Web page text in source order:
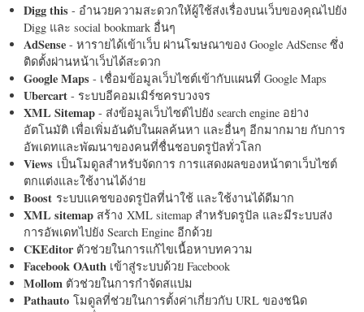
Digg this - อำนวยความสะดวกให้ผู้ใช้ส่งเรื่องบนเว็บของคุณไปยัง
Digg และ social bookmark อื่นๆ
AdSense - หารายได้เข้าเว็บ ผ่านโฆษณาของ Google AdSense ซึ่ง
ติดตั้งผ่านหน้าเว็บได้สะดวก
Google Maps - เชื่อมข้อมูลเว็บไซต์เข้ากับแผนที่ Google Maps
Ubercart - ระบบอีคอมเมิร์ซครบวงจร
XML Sitemap - ส่งข้อมูลเว็บไซต์ไปยัง search engine อย่าง
อัตโนมัติ เพื่อเพิ่มอันดับในผลค้นหา และอื่นๆ อีกมากมาย กับการ
อัพเดทและพัฒนาของคนที่ชื่นชอบดรูปัลทั่วโลก
Views เป็นโมดูลสำหรับจัดการ การแสดงผลของหน้าตาเว็บไซต์
ตกแต่งและใช้งานได้ง่าย
Boost ระบบแคชของดรูปัลที่น่าใช้ และใช้งานได้ดีมาก
XML sitemap สร้าง XML sitemap สำหรับดรูปัล และมีระบบส่ง
การอัพเดทไปยัง Search Engine อีกด้วย
CKEditorตัวช่วยในการแก้ไขเนื้อหาบทความ
Facebook OAuth เข้าสู่ระบบด้วย Facebook
Mollom ตัวช่วยในการกำจัดสแปม
Pathauto โมดูลที่ช่วยในการตั้งค่าเกี่ยวกับ URL ของชนิด